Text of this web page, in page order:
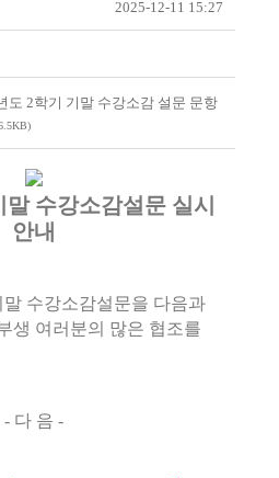
2025-12-11 15:27
도 2학기 기말 수강소감 설문 문항
말 수강소감설문 실시
안내
말 수강소감설문을 다음과
생 여러분의 많은 협조를
- 다 음 -